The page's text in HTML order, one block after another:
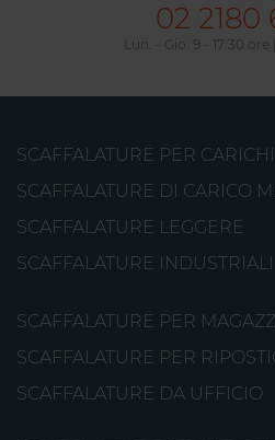
02 2180
Lun. - Gio. 9 - 17:30 ore
SCAFFALATURE PER
SCAFFALATURE DI CARICO
SCAFFALATURE LEGGERE
SCAFFALATURE INDUSTRIALI
SCAFFALATURE PER
SCAFFALATURE PER
SCAFFALATURE DA UFFICIO